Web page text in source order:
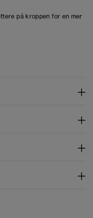
på kroppen for en mer